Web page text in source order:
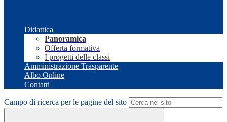
Didattica
Panoramica
Offerta formativa
I progetti delle classi
Amministrazione Trasparente
Albo Online
Contatti
Campo di ricerca per le pagine del sito